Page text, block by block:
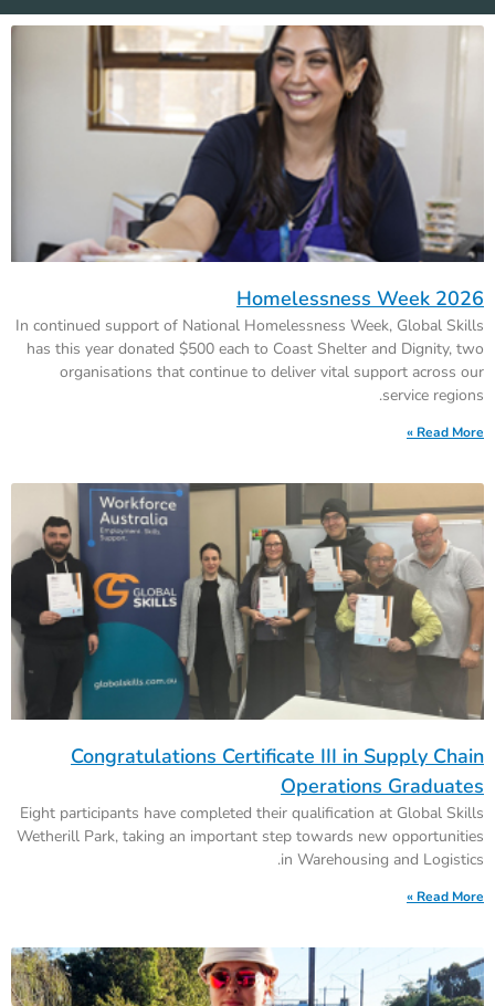
Homelessness Week 2026
In continued support of National Homelessness Week, Global Skills
has this year donated $500 each to Coast Shelter and Dignity, two
organisations that continue to deliver vital support across our
service regions.
Read More »
Congratulations Certificate III in Supply Chain
Operations Graduates
Eight participants have completed their qualification at Global Skills
Wetherill Park, taking an important step towards new opportunities
in Warehousing and Logistics.
Read More »